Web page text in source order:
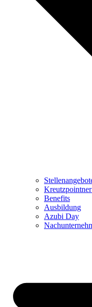
Benefits
Ausbildung
Azubi Day